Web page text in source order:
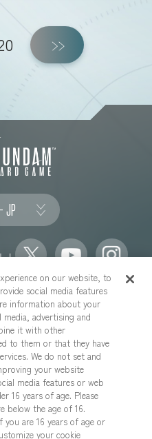
JP
お問い合わせ
イバシーポリシー
ーティス
いて
地域を選択する
on our website, to
social media features
information about your
advertising and
it with other
to them or that they have
We do not set and
your website
media features or web
16 years of age. Please
below the age of 16.
you are 16 years of age or
your cookie